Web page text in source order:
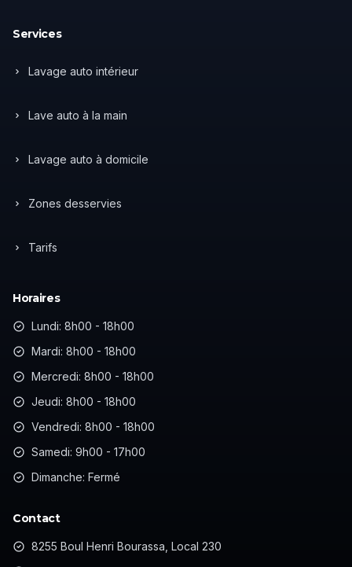
Services
Lavage auto intérieur
Lave auto à la main
Lavage auto à domicile
Zones desservies
Tarifs
Horaires
Lundi: 8h00 - 18h00
Mardi: 8h00 - 18h00
Mercredi: 8h00 - 18h00
Jeudi: 8h00 - 18h00
Vendredi: 8h00 - 18h00
Samedi: 9h00 - 17h00
Dimanche: Fermé
Contact
8255 Boul Henri Bourassa, Local 230